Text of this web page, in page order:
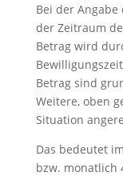
Bei der
der Zeitraum
Betrag wird
Betrag sind
Weitere, oben
Situation
Das bedeutet
bzw. monatlich